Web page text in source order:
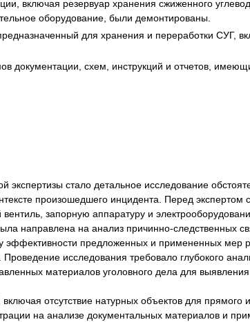
Психологическая экспертиза
Экспертиза давности создания
включая резервуар хранения сжиженного
оборудование, были демонтированы.
для хранения и переработки СУГ,
документации, схем, инструкций и отчетов,
стало детальное исследование
произошедшего инцидента. Перед экспертом
запорную аппаратуру и
направлена на анализ причинно-следственных
предложенных и примененных мер
исследования требовало глубокого
материалов уголовного дела для
отсутствие натурных объектов для
на анализе документальных материалов и